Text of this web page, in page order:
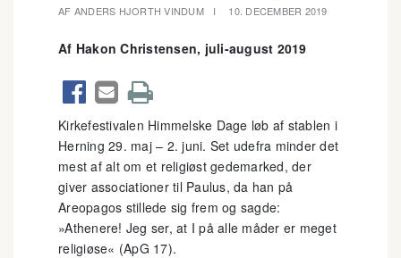
AF ANDERS HJORTH VINDUM 10. DECEMBER 2019
Af Hakon Christensen, juli-august 2019
  
Kirkefestivalen Himmelske Dage løb af stablen i
Herning 29. maj – 2. juni. Set udefra minder det
mest af alt om et religiøst gedemarked, der
giver associationer til Paulus, da han på
Areopagos stillede sig frem og sagde:
»Athenere! Jeg ser, at I på alle måder er meget
religiøse« (ApG 17).